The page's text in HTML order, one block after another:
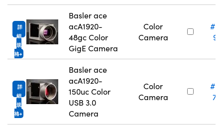
詳
細
規
格
Basler ace
acA1920-
48gc Color
GigE Camera
Color
Camera
詳
細
規
格
Basler ace
acA1920-
150uc Color
USB 3.0
Camera
Color
Camera